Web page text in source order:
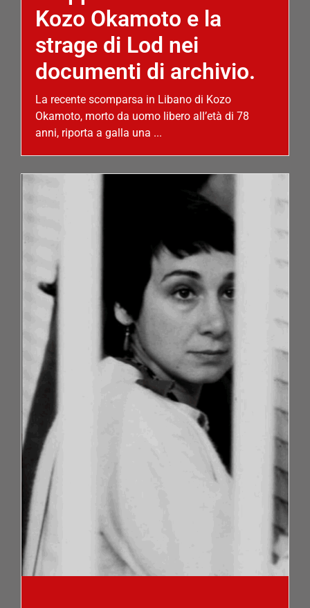
Kozo Okamoto e la
strage di Lod nei
documenti di archivio.
La recente scomparsa in Libano di Kozo
Okamoto, morto da uomo libero all’età di 78
anni, riporta a galla una ...